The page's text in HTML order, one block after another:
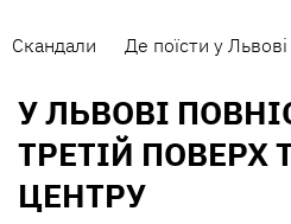
Скандали Де поїсти у Львові
У ЛЬВОВІ
ТРЕТІЙ ПОВЕРХ
ЦЕНТРУ